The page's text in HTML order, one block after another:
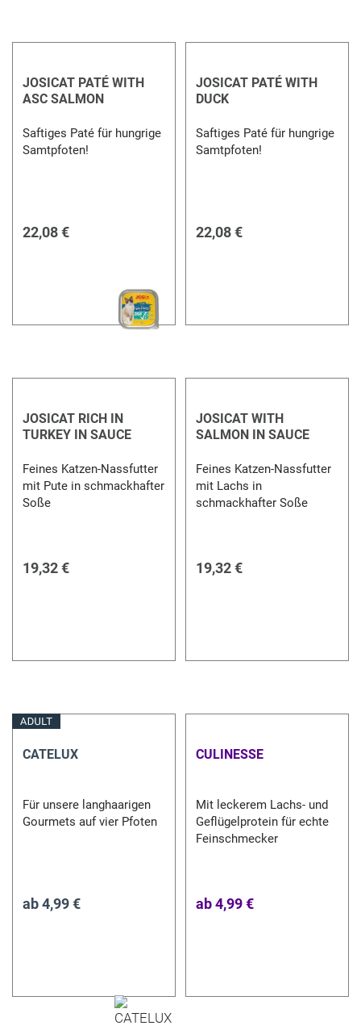
JOSICAT PATÉ WITH
ASC SALMON
Saftiges Paté für hungrige
Samtpfoten!
22,08 €
JOSICAT PATÉ WITH
DUCK
Saftiges Paté für hungrige
Samtpfoten!
22,08 €
JOSICAT RICH IN
TURKEY IN SAUCE
Feines Katzen-Nassfutter
mit Pute in schmackhafter
Soße
19,32 €
JOSICAT WITH
SALMON IN SAUCE
Feines Katzen-Nassfutter
mit Lachs in
schmackhafter Soße
19,32 €
CATELUX
Für unsere langhaarigen
Gourmets auf vier Pfoten
ab4,99 €
CULINESSE
Mit leckerem Lachs- und
Geflügelprotein für echte
Feinschmecker
ab4,99 €